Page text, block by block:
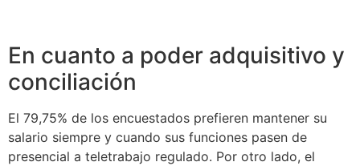
En cuanto a poder adquisitivo y
conciliación
El 79,75% de los encuestados prefieren mantener su
salario siempre y cuando sus funciones pasen de
presencial a teletrabajo regulado. Por otro lado, el